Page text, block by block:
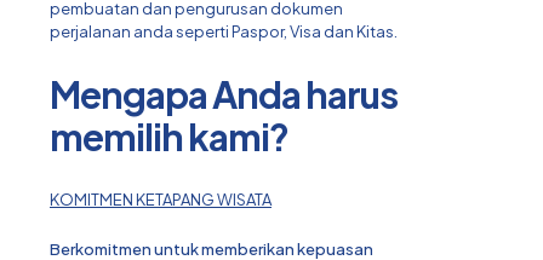
pembuatan dan pengurusan dokumen
perjalanan anda seperti Paspor, Visa dan Kitas.
Mengapa Anda harus
memilih kami?
KOMITMEN KETAPANG WISATA
Berkomitmen untuk memberikan kepuasan